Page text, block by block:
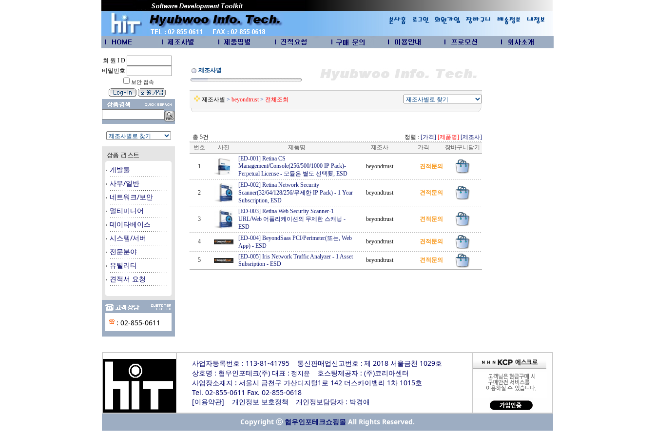
회 원 I D
비밀번호
보안 접속
개발툴
사무/일반
네트워크/보안
멀티미디어
데이타베이스
시스템/서버
전문분야
유틸리티
견적서 요청
: 02-855-0611
제조사별
제조사별 > beyondtrust> 전체조회
총 5건 정렬 : [가격] [제품명] [제조사]
번호
사진 제품명 제조사 가격 장바구니담기
1
[ED-001] Retina CS
Management/Console(256/500/1000 IP Pack)-
Perpetual License - 모듈은 별도 선택要, ESD
beyondtrust 견적문의
2
[ED-002] Retina Network Security
Scanner(32/64/128/256/무제한 IP Pack) - 1 Year
Subscription, ESD
beyondtrust 견적문의
3
[ED-003] Retina Web Security Scanner-1
URL/Web 어플리케이션의 무제한 스캐닝 -
ESD
beyondtrust 견적문의
4
[ED-004] BeyondSaas PCI/Perimeter(또는, Web
App) - ESD
beyondtrust 견적문의
5
[ED-005] Iris Network Traffic Analyzer - 1 Asset
Subsription - ESD
beyondtrust 견적문의
사업자등록번호 : 113-81-41795 통신판매업신고번호 : 제 2018 서울금천 1029호
상호명 : 협우인포테크(주) 대표 : 정지윤
호스팅제공자 : (주)코리아센터
사업장소재지 : 서울시 금천구 가산디지털1로 142 더스카이밸리 1차 1015호
Tel. 02-855-0611 Fax. 02-855-0618
[이용약관] 개인정보 보호정책 개인정보담당자 : 박경애
Copyright ⓒ 협우인포테크쇼핑몰 All Rights Reserved.